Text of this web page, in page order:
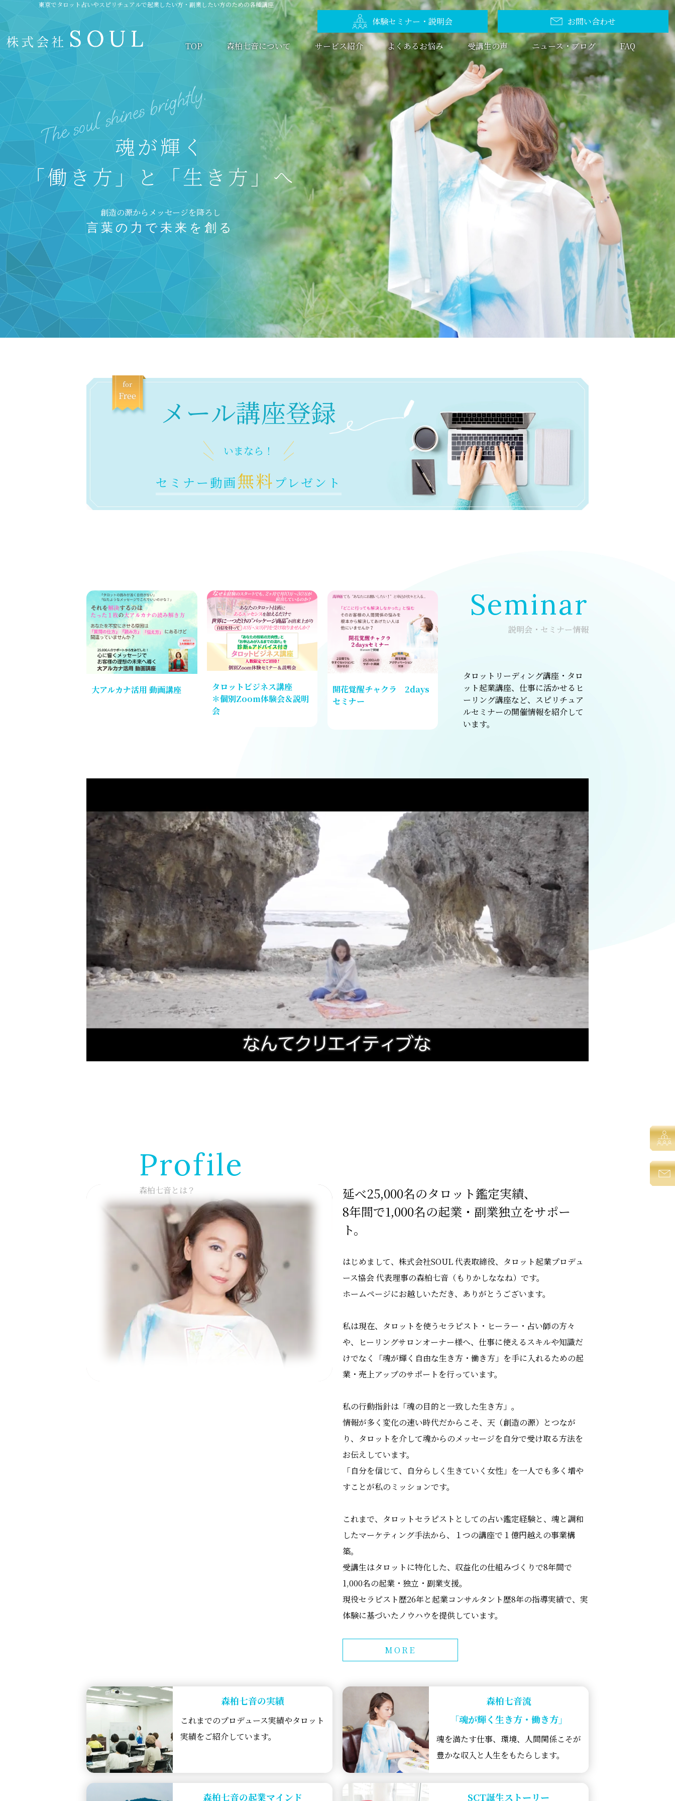
東京でタロット占いやスピリチュアルで起業したい方・副業したい方のための各種講座
体験セミナー・説明会 お問い合わせ
TOP 森柏七音について サービス紹介 よくあるお悩み 受講生の声 ニュース・ブログ FAQ
Thesou
l s
hine
s b
rightly
.
魂が輝 く
「働き 方 」 と 「生 き 方」へ
創造の源から メ ッセージを降ろ し
言葉 の力 で未 来 を創 る
メール講座登録
いまなら！
セミナー動画無料 プレゼント
for
Free
Seminar
説明会・セミナー情報
タロットリーディング講座・タロ
ット起業講座、仕事に活かせるヒ
ーリング講座など、スピリチュア
ルセミナーの開催情報を紹介して
います。
大アルカナ活用 動画講座
タロットビジネス講座
＊個別Zoom体験会＆説明
会
開花覚醒チャクラ 2days
セミナー
Profile
森柏七音とは？
延べ25,000名のタロット鑑定実績、
8年間で1,000名の起業・副業独立をサポー
ト。
はじめまして、株式会社SOUL 代表取締役、タロット起業プロデュ
ース協会 代表理事の森柏七音（もりかしななね）です。
ホームページにお越しいただき、ありがとうございます。
私は現在、タロットを使うセラピスト・ヒーラー・占い師の方々
や、ヒーリングサロンオーナー様へ、仕事に使えるスキルや知識だ
けでなく「魂が輝く自由な生き方・働き方」を手に入れるための起
業・売上アップのサポートを行っています。
私の行動指針は「魂の目的と一致した生き方」。
情報が多く変化の速い時代だからこそ、天（創造の源）とつなが
り、タロットを介して魂からのメッセージを自分で受け取る方法を
お伝えしています。
「自分を信じて、自分らしく生きていく女性」を一人でも多く増や
すことが私のミッションです。
これまで、タロットセラピストとしての占い鑑定経験と、魂と調和
したマーケティング手法から、１つの講座で１億円越えの事業構
築。
受講生はタロットに特化した、収益化の仕組みづくりで8年間で
1,000名の起業・独立・副業支援。
現役セラピスト歴26年と起業コンサルタント歴8年の指導実績で、実
体験に基づいたノウハウを提供しています。
MORE
森柏七音の実績
これまでのプロデュース実績やタロット
実績をご紹介しています。
森柏七音流
「魂が輝く生き方・働き方」
魂を満たす仕事、環境、人間関係こそが
豊かな収入と人生をもたらします。
森柏七音の起業マインド SCT誕生ストーリー